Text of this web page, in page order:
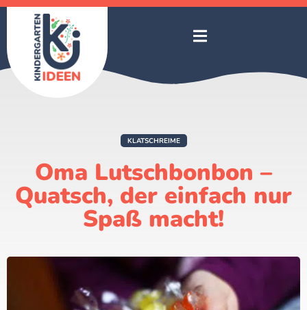
KLATSCHREIME
Oma Lutschbonbon –
Quatsch, der einfach nur
Spaß macht!